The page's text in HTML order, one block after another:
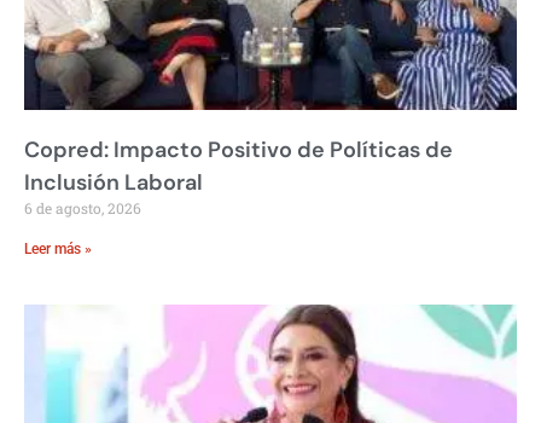
Copred: Impacto Positivo de Políticas de
Inclusión Laboral
6 de agosto, 2026
Leer más »